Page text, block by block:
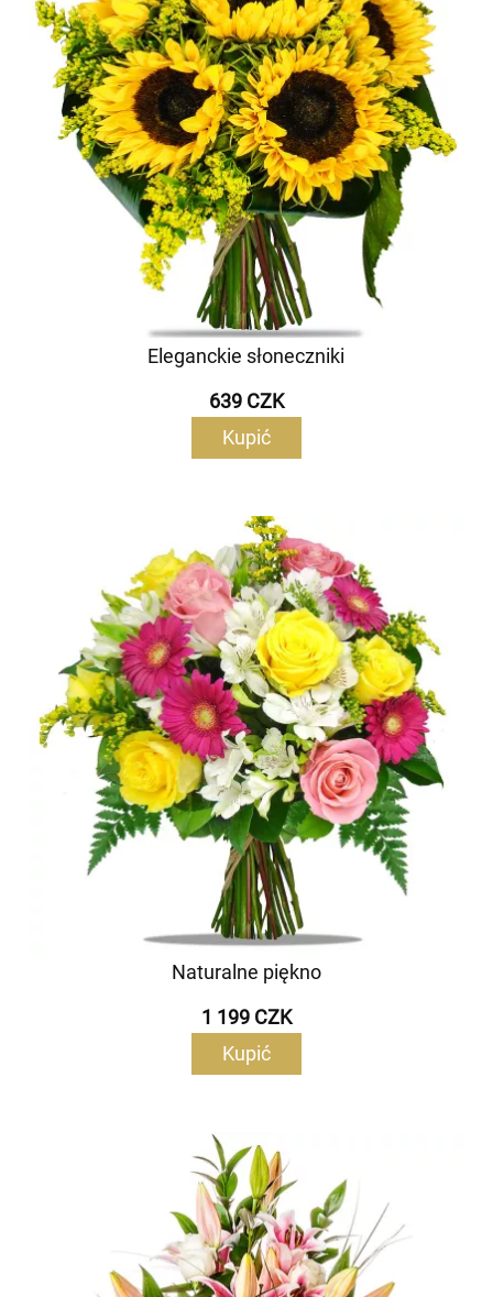
Eleganckie słoneczniki
639 CZK
Kupić
Naturalne piękno
1 199 CZK
Kupić